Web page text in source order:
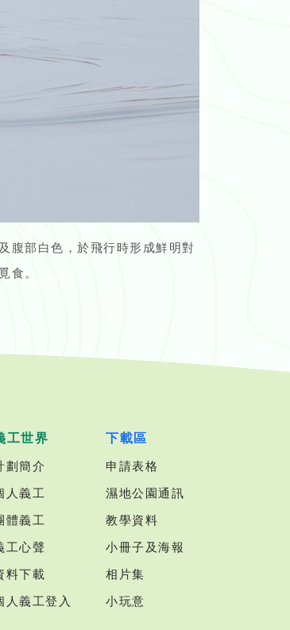
腹部白色，於飛行時形成鮮明對
食。
工世界
劃簡介
人義工
體義工
工心聲
料下載
人義工登入
下載區
申請表格
濕地公園通訊
教學資料
小冊子及海報
相片集
小玩意